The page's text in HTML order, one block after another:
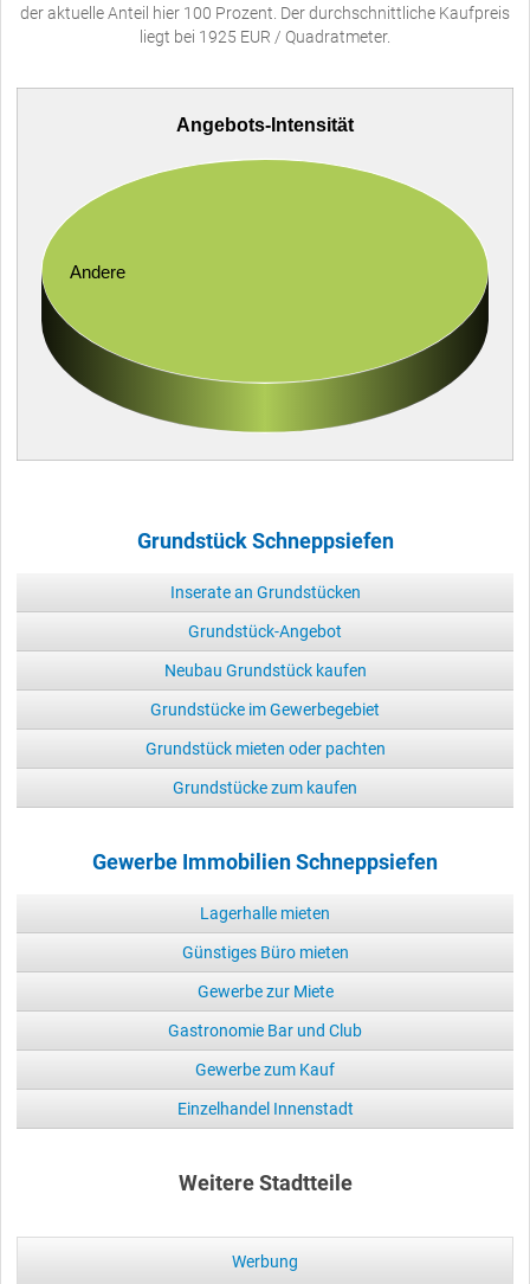
der aktuelle Anteil hier 100 Prozent. Der durchschnittliche Kaufpreis
liegt bei 1925 EUR / Quadratmeter.
Angebots-Intensität
Andere
Grundstück Schneppsiefen
Inserate an Grundstücken
Grundstück-Angebot
Neubau Grundstück kaufen
Grundstücke im Gewerbegebiet
Grundstück mieten oder pachten
Grundstücke zum kaufen
Gewerbe Immobilien Schneppsiefen
Lagerhalle mieten
Günstiges Büro mieten
Gewerbe zur Miete
Gastronomie Bar und Club
Gewerbe zum Kauf
Einzelhandel Innenstadt
Weitere Stadtteile
Werbung